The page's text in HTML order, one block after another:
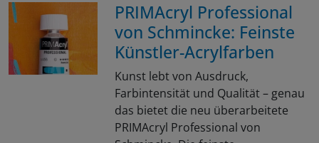
PRIMAcryl Professional
von Schmincke: Feinste
Künstler-Acrylfarben
Kunst lebt von Ausdruck,
Farbintensität und Qualität – genau
das bietet die neu überarbeitete
PRIMAcryl Professional von